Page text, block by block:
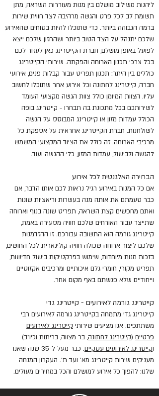
ליהנות משילוב מושלם בין מנות מעוררות השראה, מתן
תשומת לב לכל פרט והגשה מרהיבה לצד חווית שירות
ברמה הגבוהה ביותר. כדי שתוכלו להיות בטוחים שהאירוע
שלכם יתנהל על הצד הטוב ביותר ושהחזון שלכם ייצא
לפועל באופן מושלם, חברת הקייטרינג כאן לעזור לכם
בכל צרכי תכנון הארוחה והפקתה. שירותי הקייטרינג
כוללים בין היתר: תכנון תפריט עבור קבלות פנים, אירועי
חברה, קייטרינג לחתונה וכל אירוע אחר שתוכלו לחשוב
עליו. הצוות המיומן כולל צוות הגשה מקצועי העומד
לשירותכם בכל מתכונת בה תבחרו - קייטרינג בופה
הכולל עמדות מזון או קייטרינג המבוסס על הגשה
לשולחנות. חברת הקייטרינג אחראית על אספקת כל
מרכיבי הארוחה. זה כולל את הציוד המקצועי המשמש
להגשה ולבישול, עמדות המזון, כלי ההגשה ועוד.
הבחירה האלגנטית לכל אירוע
אם כל המנות באירוע רגיל נראות לכם אותו הדבר, אם
כבר טעמתם את אותה מנה בעשרות וריאציות שונות
ואתם מחפשים קצת השראה, תפריט שונה בנוף וארוחה
שתייצר עבור האורחים שלכם חוויה מסעירה באמת,
קייטרינג גורמה הוא התשובה עבורכם. זו ההזדמנות
שלכם ליצור ארוחה שכולה חוויה קולינארית לכל החושים,
בזכות מנות מיוחדות, שימוש בפרקטיקות בישול חדישות,
תפריט מקורי, חומרי גלם איכותיים ומרכיבים אקזוטיים
וייחודיים שלא פגשתם באף מקום אחר.
קייטרינג גורמה לאירועים - קייטרינג גדי
קייטרינג גדי מתמחה בקייטרינג גורמה לאירועים רבי
משתתפים. אנו מציעים שירותי קייטרינג לאירועים
פרטיים (קייטרינג לחתונה, בר מצווה, בריתות וכיו"ב)
וקייטרינג לאירועים עסקיים
. כבר מעל ל-35 שנה שאנו
מעניקים שירות קייטרינג מא' ועד ת'. העקרון המנחה
שלנו: להפוך כל אירוע למושלם והכל במחירים מעולים.